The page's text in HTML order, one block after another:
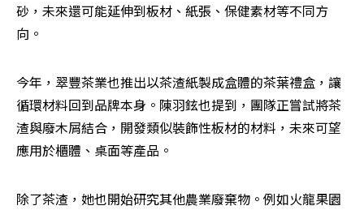
砂，未來還可能延伸到板材、紙張、保健素材等不同方
向。
今年，翠豐茶業也推出以茶渣紙製成盒體的茶葉禮盒，讓
循環材料回到品牌本身。陳羽鉉也提到，團隊正嘗試將茶
渣與廢木屑結合，開發類似裝飾性板材的材料，未來可望
應用於櫃體、桌面等產品。
除了茶渣，她也開始研究其他農業廢棄物。例如火龍果園